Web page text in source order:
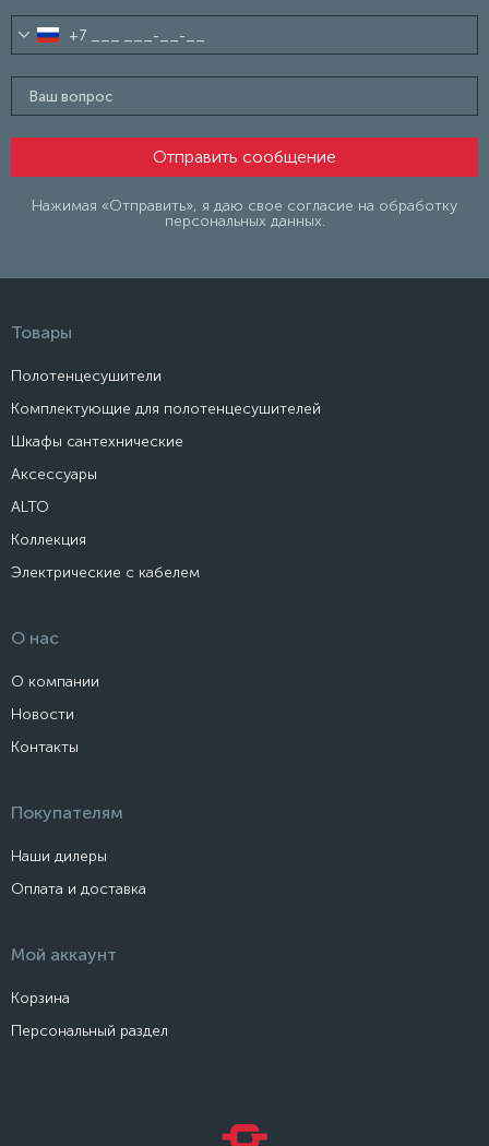
Нажимая «Отправить», я даю свое согласие на обработку
персональных данных.
Товары
Полотенцесушители
Комплектующие для полотенцесушителей
Шкафы сантехнические
Аксессуары
ALTO
Коллекция
Электрические с кабелем
О нас
О компании
Новости
Контакты
Покупателям
Наши дилеры
Оплата и доставка
Мой аккаунт
Корзина
Персональный раздел